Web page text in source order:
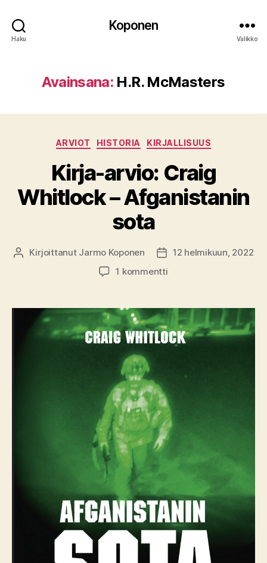
Haku
Koponen
Valikko
Avainsana: H.R. McMasters
Kategoriat
ARVIOT HISTORIA KIRJALLISUUS
Kirja-arvio: Craig
Whitlock – Afganistanin
sota
Kirjoittaja
Kirjoittanut Jarmo Koponen Julkaisupäivämäärä
12 helmikuun, 2022
1 kommenttiartikkeliin
Craig
Whitlock
–
Afganistanin